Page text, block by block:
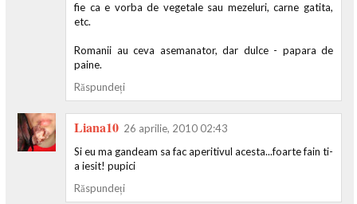
fie ca e vorba de vegetale sau mezeluri, carne gatita,
etc.
Romanii au ceva asemanator, dar dulce - papara de
paine.
Răspundeți
Liana10 26 aprilie, 2010 02:43
Si eu ma gandeam sa fac aperitivul acesta...foarte fain ti-
a iesit! pupici
Răspundeți